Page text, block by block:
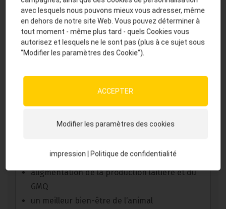
d’herbes (romarin bio, origan bio)
carbonate de calcium
14
chlorure de sodium
10,6
levure
Caractéristiques du produit en un coup d'œil
santé et performance du troupeau
augmentation de la production laitière et du
GMQ
un meilleur bien-être de l‘animal
avec lesquels nous pouvons mieux vous adresser, même
en dehors de notre site Web. Vous pouvez déterminer à
tout moment - même plus tard - quels Cookies vous
autorisez et lesquels ne le sont pas (plus à ce sujet sous
"Modifier les paramètres des Cookie").
ACCEPTER
Modifier les paramètres des cookies
impression | Politique de confidentialité